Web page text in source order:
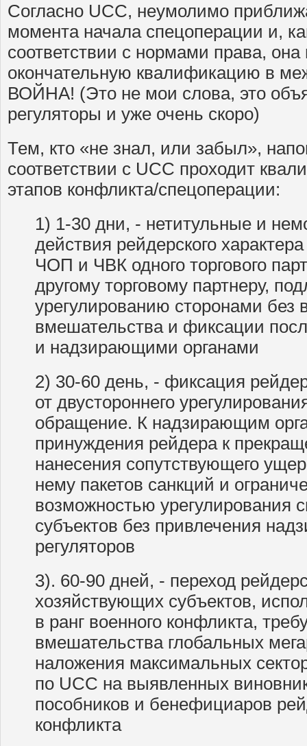
Согласно UCC, неумолимо
момента начала спецоперации и,
соответствии с нормами права,
окончательную квалификацию в
ВОЙНА! (Это не мои слова, это
регуляторы и уже очень скоро)
Тем, кто «не знал, или забыл»,
соответствии с UCC проходит
этапов конфликта/спецоперации:
1) 1-30 дни, - нетитульные и
действия рейдерского
ЧОП и ЧВК одного торгового
другому торговому партнеру,
урегулированию сторонами без
вмешательства и фиксации
и надзирающими органами
2) 30-60 день, - фиксация
от двустороннего
обращение. К надзирающим
принуждения рейдера к
нанесения сопутствующего
нему пакетов санкций и
возможностью урегулирования
субъектов без привлечения
регуляторов
3). 60-90 дней, - переход
хозяйствующих субъектов,
в ранг военного конфликта,
вмешательства глобальных
наложения максимальных
по UCC на выявленных
пособников и бенефициаров
конфликта